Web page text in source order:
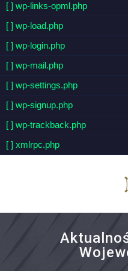
[ ] wp-links-opml.php
[ ] wp-load.php
[ ] wp-login.php
[ ] wp-mail.php
[ ] wp-settings.php
[ ] wp-signup.php
[ ] wp-trackback.php
[ ] xmlrpc.php